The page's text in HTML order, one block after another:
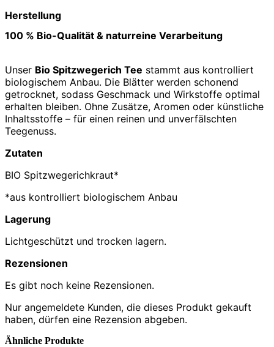
Herstellung
100 % Bio-Qualität & naturreine Verarbeitung
Unser Bio Spitzwegerich Tee stammt aus kontrolliert
biologischem Anbau. Die Blätter werden schonend
getrocknet, sodass Geschmack und Wirkstoffe optimal
erhalten bleiben. Ohne Zusätze, Aromen oder künstliche
Inhaltsstoffe – für einen reinen und unverfälschten
Teegenuss.
Zutaten
BIO Spitzwegerichkraut*
*aus kontrolliert biologischem Anbau
Lagerung
Lichtgeschützt und trocken lagern.
Rezensionen
Es gibt noch keine Rezensionen.
Nur angemeldete Kunden, die dieses Produkt gekauft
haben, dürfen eine Rezension abgeben.
Ähnliche Produkte